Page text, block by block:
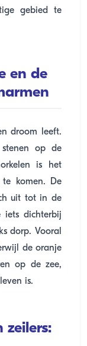
gebied te
en de
droom leeft.
op de
is het
te komen. De
uit tot in de
iets dichterbij
dorp. Vooral
de oranje
op de zee,
is.
zeilers: